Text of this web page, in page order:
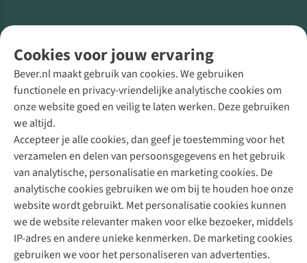
Cookies voor jouw ervaring
Bever.nl maakt gebruik van cookies. We gebruiken
functionele en privacy-vriendelijke analytische cookies om
onze website goed en veilig te laten werken. Deze gebruiken
we altijd.
Accepteer je alle cookies, dan geef je toestemming voor het
verzamelen en delen van persoonsgegevens en het gebruik
van analytische, personalisatie en marketing cookies. De
analytische cookies gebruiken we om bij te houden hoe onze
website wordt gebruikt. Met personalisatie cookies kunnen
we de website relevanter maken voor elke bezoeker, middels
IP-adres en andere unieke kenmerken. De marketing cookies
gebruiken we voor het personaliseren van advertenties.
Direct advies van een Buitenexpert
+31 (0)85 888 50 88
+31 6 12 28 49 80
Contactformulier